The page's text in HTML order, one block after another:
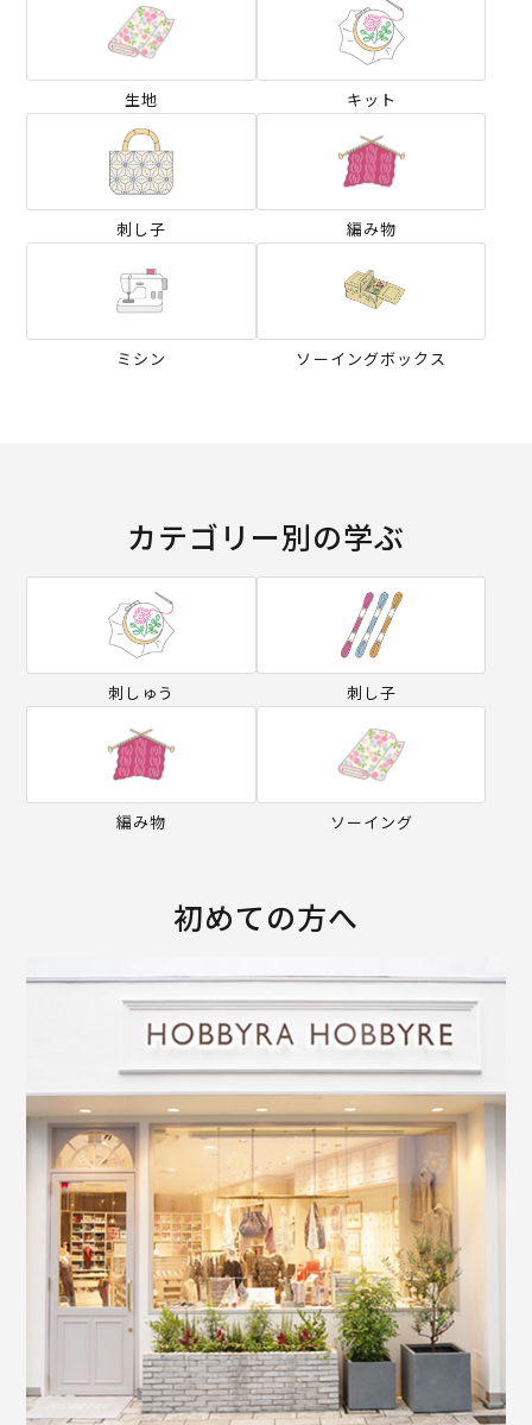
生地 キット
刺し子 編み物
ミシン ソーイングボックス
カテゴリー別の学ぶ
刺しゅう 刺し子
編み物 ソーイング
初めての方へ